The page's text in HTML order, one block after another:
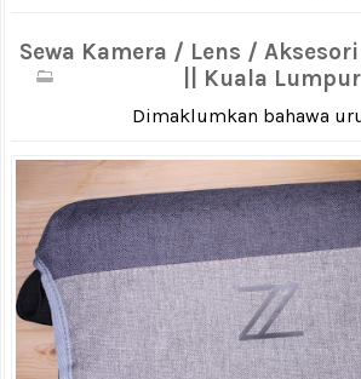
Sewa Kamera / Lens /
|| Kuala Lumpur
Dimaklumkan bahawa